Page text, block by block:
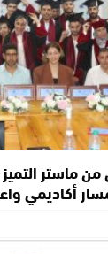
من ماستر
أكاديمي